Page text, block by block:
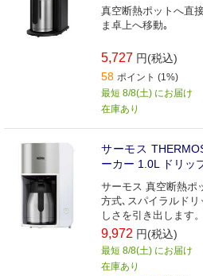
真空断熱ポットへ直
ま卓上へ移動｡
5,727 円(税込)
58 ポイント (1%)
最短 8/8(土) にお届け
在庫あり
サーモス
ーカー 1.0L ドリッ
サーモス 真空断熱ポ
方式､スパイラルド
しさを引き出します。
9,972 円(税込)
最短 8/8(土) にお届け
在庫あり